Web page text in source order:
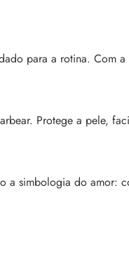
para a rotina. Com
Protege a pele,
a simbologia do amor: